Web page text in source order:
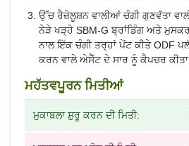
ਉੱਚ ਰੈਜ਼ੋਲੂਸ਼ਨ ਵਾਲੀਆਂ ਚੰਗੀ ਗੁਣਵੱਤਾ
ਨੇੜੇ ਖੜ੍ਹੇ SBM-G ਬ੍ਰਾਂਡਿੰਗ ਅਤੇ
ਨਾਲ ਇੱਕ ਚੰਗੀ ਤਰ੍ਹਾਂ ਪੇਂਟ ਕੀਤੇ ODF
ਕਰਨ ਵਾਲੇ ਅੇਸੈੱਟ ਦੇ ਸਾਰ ਨੂੰ ਕੈਪਚਰ ਕੀਤਾ
ਮਹੱਤਵਪੂਰਨ ਮਿਤੀਆਂ
ਮੁਕਾਬਲਾ ਸ਼ੁਰੂ ਕਰਨ ਦੀ ਮਿਤੀ: